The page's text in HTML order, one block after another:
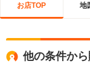
お店TOP 地
他の条件か